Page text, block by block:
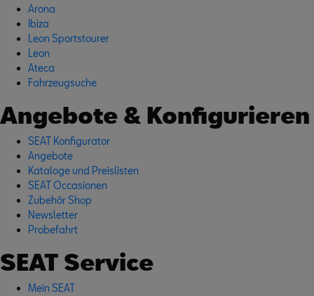
Arona
Ibiza
Leon Sportstourer
Leon
Ateca
Fahrzeugsuche
Angebote & Konfigurieren
SEAT Konfigurator
Angebote
Kataloge und Preislisten
SEAT Occasionen
Zubehör Shop
Newsletter
Probefahrt
SEAT Service
Mein SEAT